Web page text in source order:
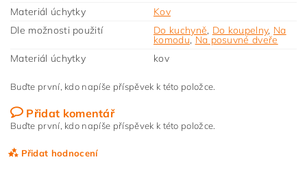
Materiál úchytky
Kov
Dle možnosti použití
Do kuchyně, Do koupelny, Na
komodu, Na posuvné dveře
Materiál úchytky
kov
Buďte první, kdo napíše příspěvek k této položce.
Přidat komentář
Buďte první, kdo napíše příspěvek k této položce.
Přidat hodnocení